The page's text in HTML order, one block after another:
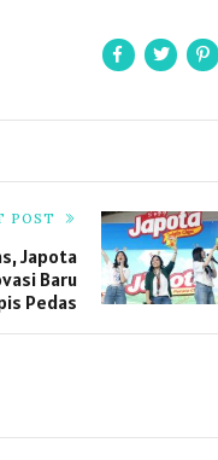
POST
Japota
Baru
Pedas